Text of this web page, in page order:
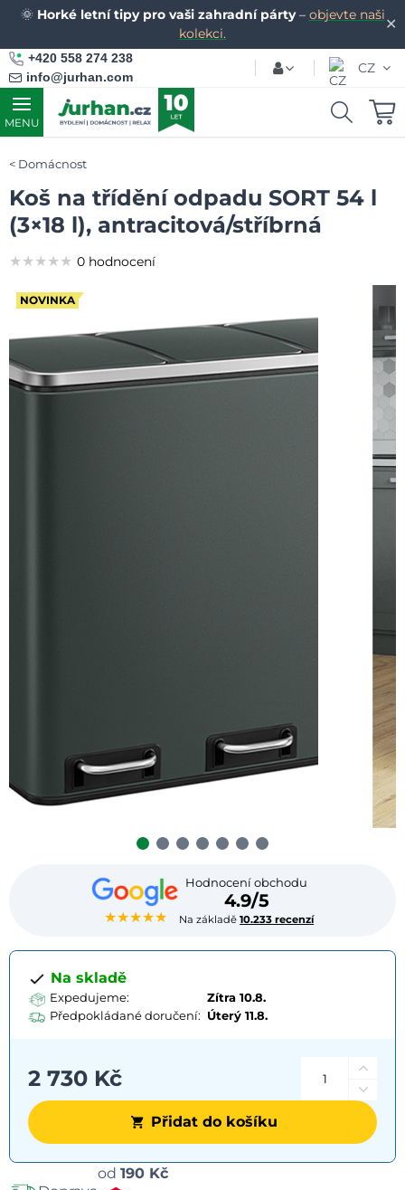
✕
🌞 Horké letní tipy pro vaši zahradní párty– objevte naši
kolekci.
+420 558 274 238
info@jurhan.com
CZ
MENU
Domácnost
Koš na třídění odpadu SORT 54 l
(3×18 l), antracitová/stříbrná
NOVINKA
★★★★★
Hodnocení obchodu
4.9/5
Na základě10.233 recenzí
★★★★★
★★★★★
★★★★★ 0 hodnocení
Na skladě
Expedujeme:
Zítra 10.8.
Předpokládané doručení: Úterý 11.8.
2 730 Kč
Přidat do košíku
od 190 Kč